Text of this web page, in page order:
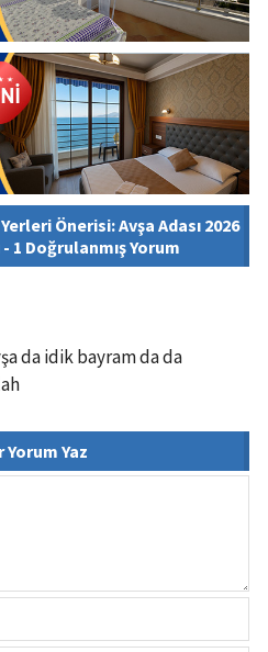
Önerisi: Avşa Adası 2026
1 Doğrulanmış Yorum
da idik bayram da da
Yorum Yaz